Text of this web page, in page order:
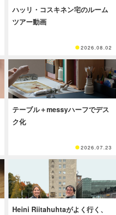
ハッリ・コスキネン宅のルーム
ツアー動画
2026.08.02
テーブル＋messyハーフでデス
ク化
2026.07.23
Heini Riitahuhtaがよく行く、